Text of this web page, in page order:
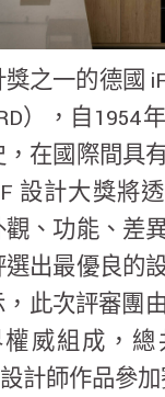
之一的德國
），自1954
在國際間具
設計大獎將
、功能、差
出最優良的
此次評審團
權威組成，
計師作品參加